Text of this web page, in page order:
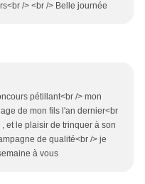
/> <br /> Belle journée
pétillant<br /> mon
de mon fils l'an dernier<br
et le plaisir de trinquer à son
de qualité<br /> je
à vous